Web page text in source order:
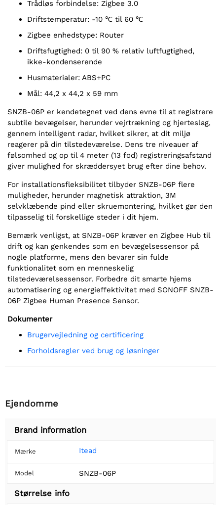
Trådløs forbindelse: Zigbee 3.0
Driftstemperatur: -10 ℃ til 60 ℃
Zigbee enhedstype: Router
Driftsfugtighed: 0 til 90 % relativ luftfugtighed,
ikke-kondenserende
Husmaterialer: ABS+PC
Mål: 44,2 x 44,2 x 59 mm
SNZB-06P er kendetegnet ved dens evne til at registrere
subtile bevægelser, herunder vejrtrækning og hjerteslag,
gennem intelligent radar, hvilket sikrer, at dit miljø
reagerer på din tilstedeværelse. Dens tre niveauer af
følsomhed og op til 4 meter (13 fod) registreringsafstand
giver mulighed for skræddersyet brug efter dine behov.
For installationsfleksibilitet tilbyder SNZB-06P flere
muligheder, herunder magnetisk attraktion, 3M
selvklæbende pind eller skruemontering, hvilket gør den
tilpasselig til forskellige steder i dit hjem.
Bemærk venligst, at SNZB-06P kræver en Zigbee Hub til
drift og kan genkendes som en bevægelsessensor på
nogle platforme, mens den bevarer sin fulde
funktionalitet som en menneskelig
tilstedeværelsessensor. Forbedre dit smarte hjems
automatisering og energieffektivitet med SONOFF SNZB-
06P Zigbee Human Presence Sensor.
Dokumenter
Brugervejledning og certificering
Forholdsregler ved brug og løsninger
Ejendomme
Brand information
Mærke Itead
Model SNZB-06P
Størrelse info